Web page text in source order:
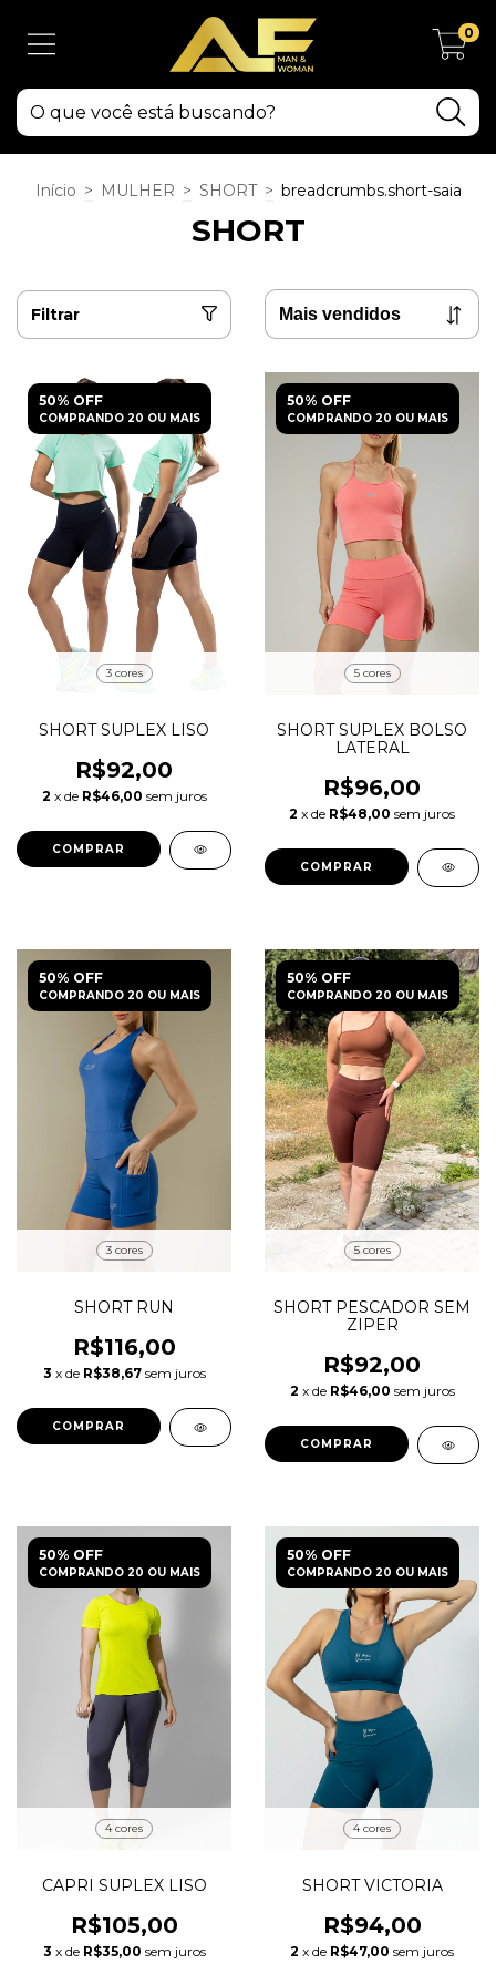
0
Início > MULHER > SHORT > breadcrumbs.short-saia
SHORT
Filtrar
50% OFF
COMPRANDO 20 OU MAIS
3 cores
SHORT SUPLEX LISO
R$92,00
2 x de R$46,00 sem juros
COMPRAR
50% OFF
COMPRANDO 20 OU MAIS
5 cores
SHORT SUPLEX BOLSO
LATERAL
R$96,00
2 x de R$48,00 sem juros
COMPRAR
50% OFF
COMPRANDO 20 OU MAIS
3 cores
SHORT RUN
R$116,00
3 x de R$38,67 sem juros
COMPRAR
50% OFF
COMPRANDO 20 OU MAIS
5 cores
SHORT PESCADOR SEM
ZIPER
R$92,00
2 x de R$46,00 sem juros
COMPRAR
50% OFF
COMPRANDO 20 OU MAIS
4 cores
CAPRI SUPLEX LISO
R$105,00
3 x de R$35,00 sem juros
50% OFF
COMPRANDO 20 OU MAIS
4 cores
SHORT VICTORIA
R$94,00
2 x de R$47,00 sem juros